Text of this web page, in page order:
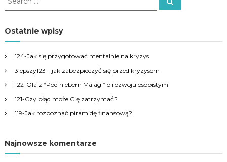
r
c
f
o
r
e
Ostatnie wpisy
124-Jak się przygotować mentalnie na kryzys
3lepszy123 – jak zabezpieczyć się przed kryzysem
122-Ola z “Pod niebem Malagi” o rozwoju osobistym
121-Czy błąd może Cię zatrzymać?
119-Jak rozpoznać piramidę finansową?
Najnowsze komentarze